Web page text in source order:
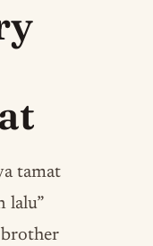
tamat
lalu”
brother